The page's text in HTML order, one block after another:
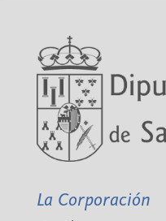
La Corporación